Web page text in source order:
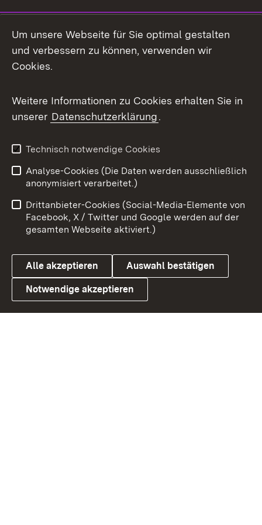
Facebook
X / Twitter
Youtube
Link zum Landesportal
Impressum
Kontakt
Barrierefreiheit
Datenschutz
Cookies
Um unsere Webseite für Sie optimal gestalten
und verbessern zu können, verwenden wir
Cookies.
Weitere Informationen zu Cookies erhalten Sie in
unserer Datenschutzerklärung.
Technisch notwendige Cookies
Analyse-Cookies (Die Daten werden ausschließlich
anonymisiert verarbeitet.)
Drittanbieter-Cookies (Social-Media-Elemente von
Facebook, X / Twitter und Google werden auf der
gesamten Webseite aktiviert.)
Alle akzeptieren Auswahl bestätigen
Notwendige akzeptieren